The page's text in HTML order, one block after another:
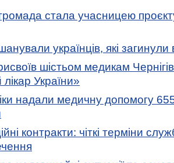
стала учасницею
українців, які загинули
шістьом медикам
України»
надали медичну допомогу
контракти: чіткі терміни